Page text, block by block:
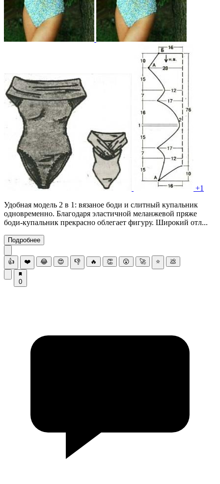
+1
Удобная модель 2 в 1: вязаное боди и слитный купальник
одновременно. Благодаря эластичной меланжевой пряже
боди-купальник прекрасно облегает фигуру. Широкий отл...
Подробнее
👍 ❤️ 😂 😍 👎 🔥 👏 😮 🚀 ⭐ 💩
0